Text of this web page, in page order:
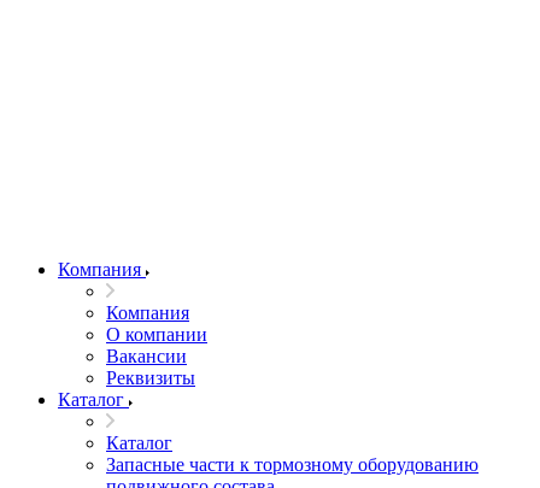
Компания
Компания
О компании
Вакансии
Реквизиты
Каталог
Каталог
Запасные части к тормозному оборудованию